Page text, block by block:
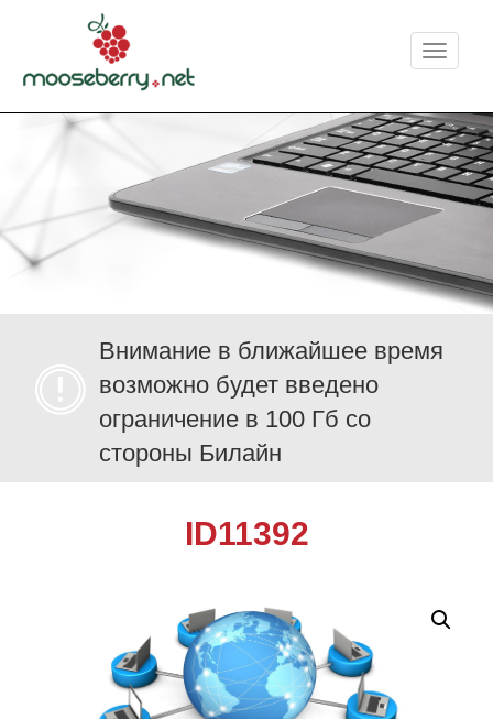
Меню
Внимание в ближайшее время
возможно будет введено
ограничение в 100 Гб со
стороны Билайн
ID11392